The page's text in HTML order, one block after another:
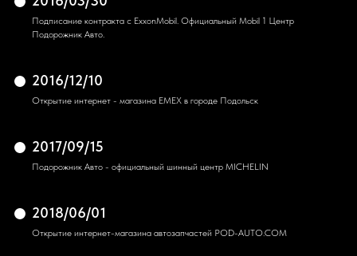
Подписание контракта с ExxonMobil. Официальный Mobil 1 Центр
Подорожник Авто.
2016/12/10
Открытие интернет - магазина EMEX в городе Подольск
2017/09/15
Подорожник Авто - официальный шинный центр MICHELIN
2018/06/01
Открытие интернет-магазина автозапчастей POD-AUTO.COM